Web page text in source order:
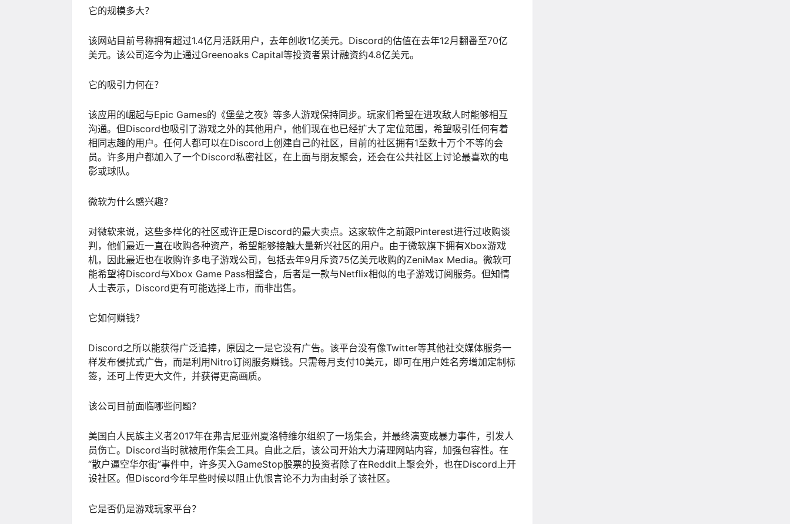
它的规模多大？
该网站目前号称拥有超过1.4亿月活跃用户，去年创收1亿美元。Discord的估值在去年12月翻番至70亿
美元。该公司迄今为止通过Greenoaks Capital等投资者累计融资约4.8亿美元。
它的吸引力何在？
该应用的崛起与Epic Games的《堡垒之夜》等多人游戏保持同步。玩家们希望在进攻敌人时能够相互
沟通。但Discord也吸引了游戏之外的其他用户，他们现在也已经扩大了定位范围，希望吸引任何有着
相同志趣的用户。任何人都可以在Discord上创建自己的社区，目前的社区拥有1至数十万个不等的会
员。许多用户都加入了一个Discord私密社区，在上面与朋友聚会，还会在公共社区上讨论最喜欢的电
影或球队。
微软为什么感兴趣？
对微软来说，这些多样化的社区或许正是Discord的最大卖点。这家软件之前跟Pinterest进行过收购谈
判，他们最近一直在收购各种资产，希望能够接触大量新兴社区的用户。由于微软旗下拥有Xbox游戏
机，因此最近也在收购许多电子游戏公司，包括去年9月斥资75亿美元收购的ZeniMax Media。微软可
能希望将Discord与Xbox Game Pass相整合，后者是一款与Netflix相似的电子游戏订阅服务。但知情
人士表示，Discord更有可能选择上市，而非出售。
它如何赚钱？
Discord之所以能获得广泛追捧，原因之一是它没有广告。该平台没有像Twitter等其他社交媒体服务一
样发布侵扰式广告，而是利用Nitro订阅服务赚钱。只需每月支付10美元，即可在用户姓名旁增加定制标
签，还可上传更大文件，并获得更高画质。
该公司目前面临哪些问题？
美国白人民族主义者2017年在弗吉尼亚州夏洛特维尔组织了一场集会，并最终演变成暴力事件，引发人
员伤亡。Discord当时就被用作集会工具。自此之后，该公司开始大力清理网站内容，加强包容性。在
“散户逼空华尔街”事件中，许多买入GameStop股票的投资者除了在Reddit上聚会外，也在Discord上开
设社区。但Discord今年早些时候以阻止仇恨言论不力为由封杀了该社区。
它是否仍是游戏玩家平台？